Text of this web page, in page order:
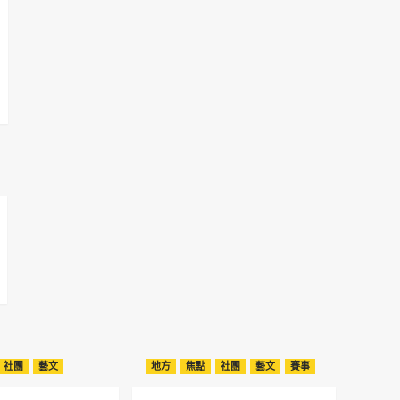
社團 藝文 地方 焦點 社團 藝文 賽事